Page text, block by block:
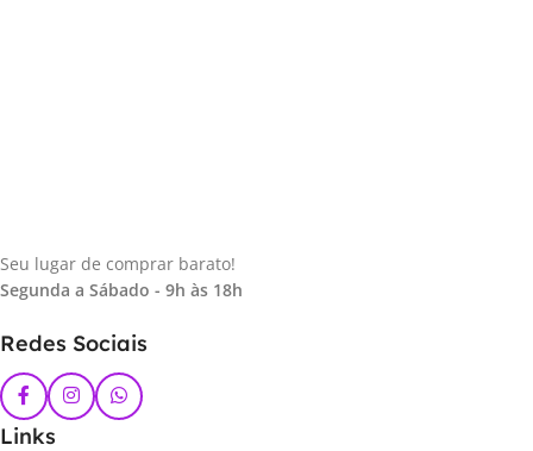
Seu lugar de comprar barato!
Segunda a Sábado - 9h às 18h
Redes Sociais
Links